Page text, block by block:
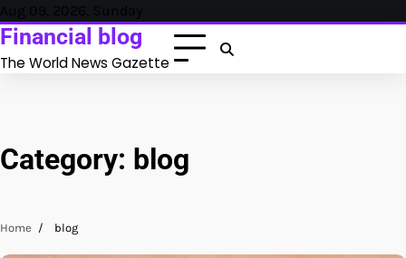
Skip
to
content
Aug 09, 2026, Sunday
Financial blog
The World News Gazette
Category: blog
Home blog